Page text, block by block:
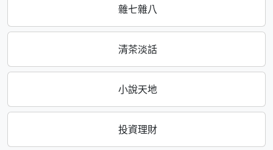
雜七雜八
清茶淡話
小說天地
投資理財